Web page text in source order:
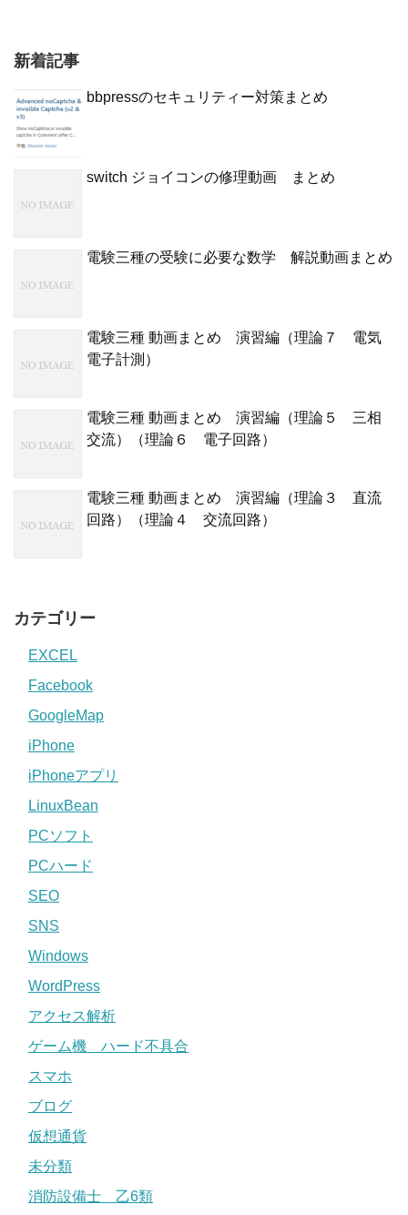
新着記事
bbpressのセキュリティー対策まとめ
switch ジョイコンの修理動画 まとめ
電験三種の受験に必要な数学 解説動画まとめ
電験三種 動画まとめ 演習編（理論７ 電気
電子計測）
電験三種 動画まとめ 演習編（理論５ 三相
交流）（理論６ 電子回路）
電験三種 動画まとめ 演習編（理論３ 直流
回路）（理論４ 交流回路）
カテゴリー
EXCEL
Facebook
GoogleMap
iPhone
iPhoneアプリ
LinuxBean
PCソフト
PCハード
SEO
SNS
Windows
WordPress
アクセス解析
ゲーム機 ハード不具合
スマホ
ブログ
仮想通貨
未分類
消防設備士 乙6類